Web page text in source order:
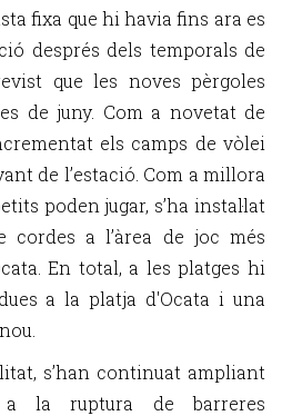
fixa que hi havia fins ara es
després dels temporals de
que les noves pèrgoles
de juny. Com a novetat de
els camps de vòlei
de l’estació. Com a millora
poden jugar, s’ha instal·lat
cordes a l’àrea de joc més
En total, a les platges hi
a la platja d'Ocata i una
s’han continuat ampliant
la ruptura de barreres